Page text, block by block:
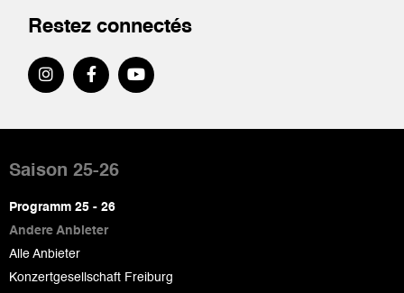
Restez connectés
de
page
Saison 25-26
Programm 25 - 26
Andere Anbieter
Alle Anbieter
Konzertgesellschaft Freiburg